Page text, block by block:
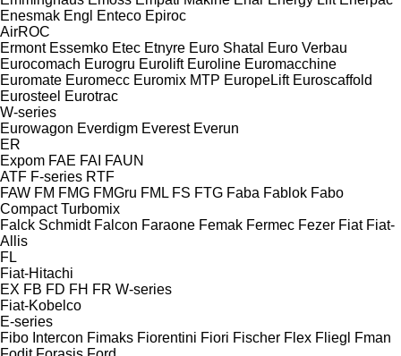
Enesmak Engl Enteco Epiroc
AirROC
Ermont Essemko Etec Etnyre Euro Shatal
Euro Verbau
Eurocomach Eurogru Eurolift Euroline Euromacchine
Euromate Euromecc Euromix MTP EuropeLift Euroscaffold
Eurosteel Eurotrac
W-series
Eurowagon Everdigm Everest Everun
ER
Expom FAE FAI FAUN
ATF F-series RTF
FAW FM FMG FMGru FML FS FTG Faba Fablok Fabo
Compact Turbomix
Falck Schmidt Falcon Faraone Femak Fermec Fezer Fiat Fiat-
Allis
FL
Fiat-Hitachi
EX FB FD FH FR W-series
Fiat-Kobelco
E-series
Fibo Intercon Fimaks Fiorentini Fiori Fischer Flex Fliegl
Fman